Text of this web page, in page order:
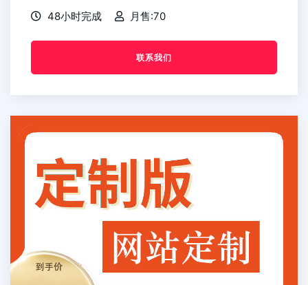
48小时完成 月售:70
联系我们